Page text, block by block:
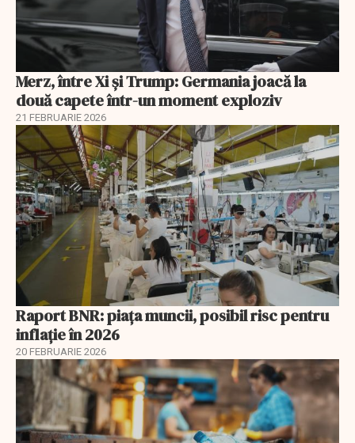
Merz, între Xi și Trump: Germania joacă la
două capete într-un moment exploziv
21 FEBRUARIE 2026
Raport BNR: piața muncii, posibil risc pentru
inflație în 2026
20 FEBRUARIE 2026